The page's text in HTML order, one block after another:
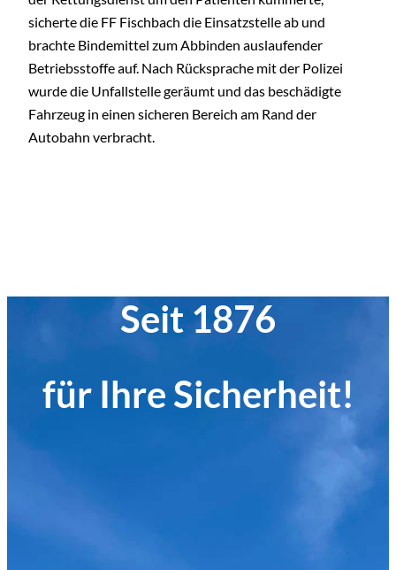
sicherte die FF Fischbach die Einsatzstelle ab und
brachte Bindemittel zum Abbinden auslaufender
Betriebsstoffe auf. Nach Rücksprache mit der Polizei
wurde die Unfallstelle geräumt und das beschädigte
Fahrzeug in einen sicheren Bereich am Rand der
Autobahn verbracht.
Seit 1876
für Ihre Sicherheit!